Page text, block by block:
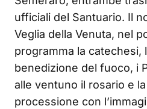
ufficiali del Santuario. Il
Veglia della Venuta, nel
programma la catechesi,
benedizione del fuoco, i
alle ventuno il rosario e
processione con